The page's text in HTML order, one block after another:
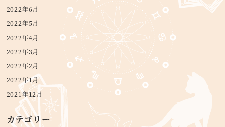
2022年6月
2022年5月
2022年4月
2022年3月
2022年2月
2022年1月
2021年12月
カテゴリー